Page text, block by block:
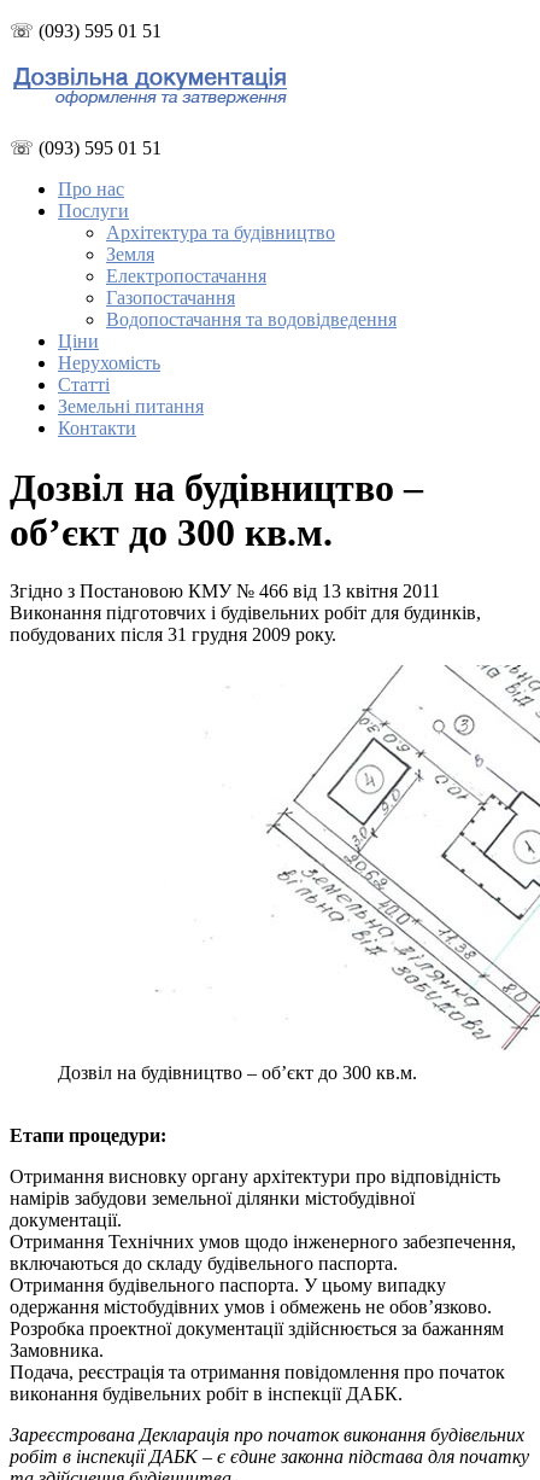
☏ (093) 595 01 51
☏ (093) 595 01 51
Про нас
Послуги
Архітектура та будівництво
Земля
Електропостачання
Газопостачання
Водопостачання та водовідведення
Ціни
Нерухомість
Статті
Земельні питання
Контакти
Дозвіл на будівництво –
об’єкт до 300 кв.м.
Згідно з Постановою КМУ № 466 від 13 квітня 2011
Виконання підготовчих і будівельних робіт для будинків,
побудованих після 31 грудня 2009 року.
Дозвіл на будівництво – об’єкт до 300 кв.м.
Етапи процедури:
Отримання висновку органу архітектури про відповідність
намірів забудови земельної ділянки містобудівної
документації.
Отримання Технічних умов щодо інженерного забезпечення,
включаються до складу будівельного паспорта.
Отримання будівельного паспорта. У цьому випадку
одержання містобудівних умов і обмежень не обов’язково.
Розробка проектної документації здійснюється за бажанням
Замовника.
Подача, реєстрація та отримання повідомлення про початок
виконання будівельних робіт в інспекції ДАБК.
Зареєстрована Декларація про початок виконання будівельних
робіт в інспекції ДАБК – є єдине законна підстава для початку